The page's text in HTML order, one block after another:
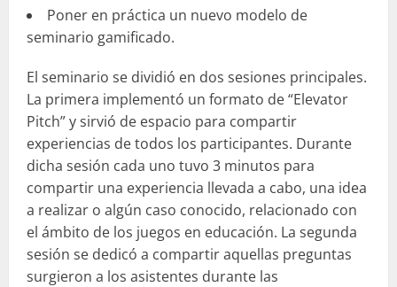
Poner en práctica un nuevo modelo de
seminario gamificado.
El seminario se dividió en dos sesiones principales.
La primera implementó un formato de “Elevator
Pitch” y sirvió de espacio para compartir
experiencias de todos los participantes. Durante
dicha sesión cada uno tuvo 3 minutos para
compartir una experiencia llevada a cabo, una idea
a realizar o algún caso conocido, relacionado con
el ámbito de los juegos en educación. La segunda
sesión se dedicó a compartir aquellas preguntas
surgieron a los asistentes durante las